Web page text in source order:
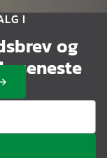
I
og
seneste